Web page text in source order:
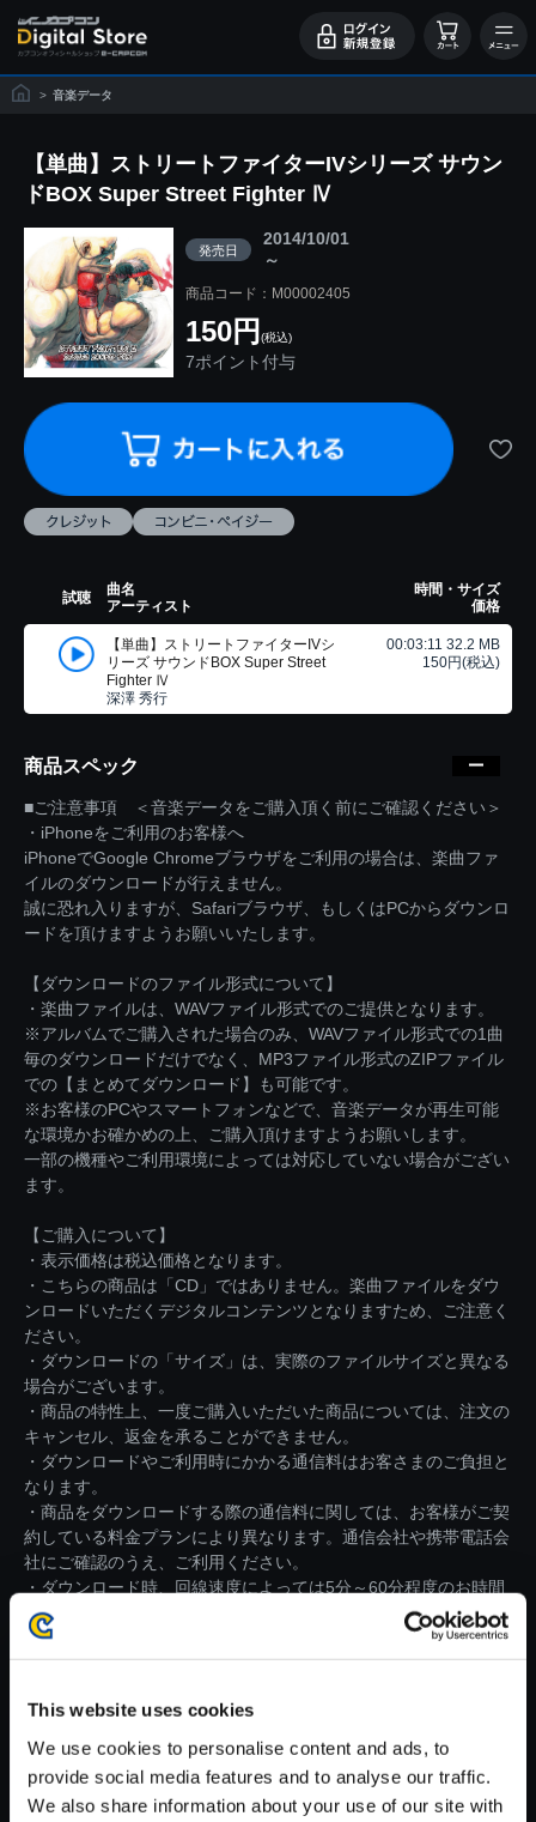
This website uses cookies
We use cookies to personalise content and ads, to
provide social media features and to analyse our traffic.
We also share information about your use of our site with
> 音楽データ
【単曲】ストリートファイターIVシリーズ サウン
ドBOX Super Street Fighter Ⅳ
発売日
2014/10/01
～
商品コード：M00002405
150円 (税込)
7ポイント付与
試聴
曲名
アーティスト
時間・サイズ
価格
【単曲】ストリートファイターIVシ
リーズ サウンドBOX Super Street
Fighter Ⅳ
深澤 秀行
00:03:11 32.2 MB
150円(税込)
商品スペック
■ご注意事項 ＜音楽データをご購入頂く前にご確認ください＞
・iPhoneをご利用のお客様へ
iPhoneでGoogle Chromeブラウザをご利用の場合は、楽曲ファ
イルのダウンロードが行えません。
誠に恐れ入りますが、Safariブラウザ、もしくはPCからダウンロ
ードを頂けますようお願いいたします。
【ダウンロードのファイル形式について】
・楽曲ファイルは、WAVファイル形式でのご提供となります。
※アルバムでご購入された場合のみ、WAVファイル形式での1曲
毎のダウンロードだけでなく、MP3ファイル形式のZIPファイル
での【まとめてダウンロード】も可能です。
※お客様のPCやスマートフォンなどで、音楽データが再生可能
な環境かお確かめの上、ご購入頂けますようお願いします。
一部の機種やご利用環境によっては対応していない場合がござい
ます。
【ご購入について】
・表示価格は税込価格となります。
・こちらの商品は「CD」ではありません。楽曲ファイルをダウ
ンロードいただくデジタルコンテンツとなりますため、ご注意く
ださい。
・ダウンロードの「サイズ」は、実際のファイルサイズと異なる
場合がございます。
・商品の特性上、一度ご購入いただいた商品については、注文の
キャンセル、返金を承ることができません。
・ダウンロードやご利用時にかかる通信料はお客さまのご負担と
なります。
・商品をダウンロードする際の通信料に関しては、お客様がご契
約している料金プランにより異なります。通信会社や携帯電話会
社にご確認のうえ、ご利用ください。
・ダウンロード時、回線速度によっては5分～60分程度のお時間
がかかる場合がございます。
※ご購入いただいたファイルのダウンロードの際には、通信環境
が安定しているWifi環境でお試しください。